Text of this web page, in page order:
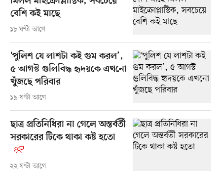
বেশি কই মাছে
১৮ ঘণ্টা আগে
‘পুলিশ যে লাশটা কই গুম করল’,
৫ আগস্ট গুলিবিদ্ধ হৃদয়কে এখনো
খুঁজছে পরিবার
১৯ ঘণ্টা আগে
ছাত্র প্রতিনিধিরা না গেলে অন্তর্বর্তী
সরকারের টিকে থাকা কষ্ট হতো
২২ ঘণ্টা আগে